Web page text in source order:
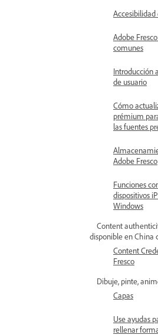
Accesibilidad
Adobe
comunes
Introducción
de usuario
Cómo
prémium
las fuentes
Adobe Fresco
Funciones
dispositivos
Windows
Content
disponible en China
Content
Fresco
Dibuje, pinte,
Capas
Use ayudas
rellenar